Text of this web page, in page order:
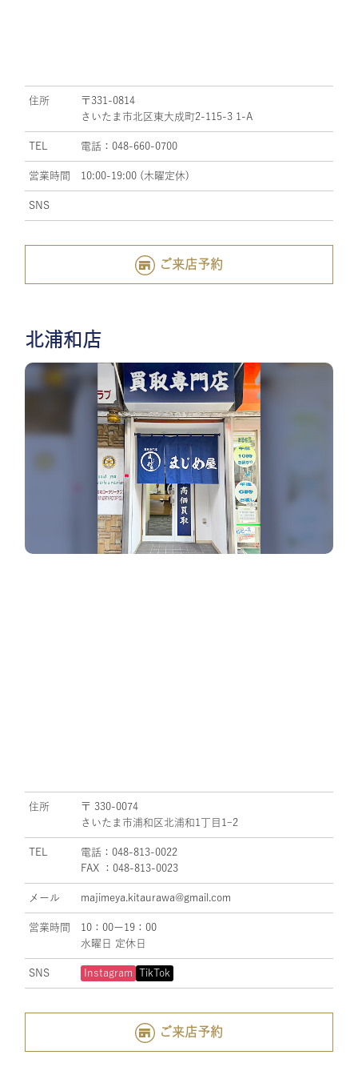
住所
〒331-0814
さいたま市北区東大成町2-115-3 1-A
TEL 電話：048-660-0700
営業時間 10:00-19:00 (木曜定休)
SNS
ご来店予約
北浦和店
住所
〒 330-0074
さいたま市浦和区北浦和1丁目1ｰ2
TEL
電話：048-813-0022
FAX ：048-813-0023
メール majimeya.kitaurawa@gmail.com
営業時間
10：00ー19：00
水曜日 定休日
SNS Instagram TikTok
ご来店予約